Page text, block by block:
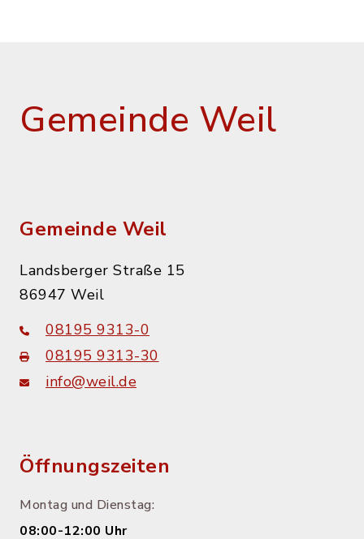
Gemeinde Weil
Gemeinde Weil
Landsberger Straße 15
86947 Weil
08195 9313-0
08195 9313-30
info@weil.de
Öffnungszeiten
Montag und Dienstag:
08:00-12:00 Uhr